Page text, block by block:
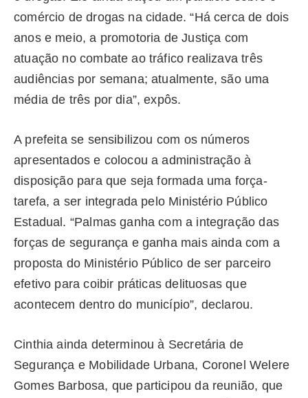
comércio de drogas na cidade. “Há cerca de dois
anos e meio, a promotoria de Justiça com
atuação no combate ao tráfico realizava três
audiências por semana; atualmente, são uma
média de três por dia”, expôs.
A prefeita se sensibilizou com os números
apresentados e colocou a administração à
disposição para que seja formada uma força-
tarefa, a ser integrada pelo Ministério Público
Estadual. “Palmas ganha com a integração das
forças de segurança e ganha mais ainda com a
proposta do Ministério Público de ser parceiro
efetivo para coibir práticas delituosas que
acontecem dentro do município”, declarou.
Cinthia ainda determinou à Secretária de
Segurança e Mobilidade Urbana, Coronel Welere
Gomes Barbosa, que participou da reunião, que